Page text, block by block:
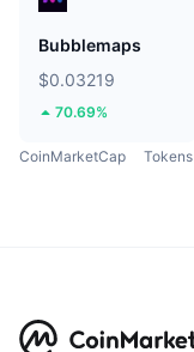
Bubblemaps
$0.03219
70.69%
CoinMarketCap Tokens